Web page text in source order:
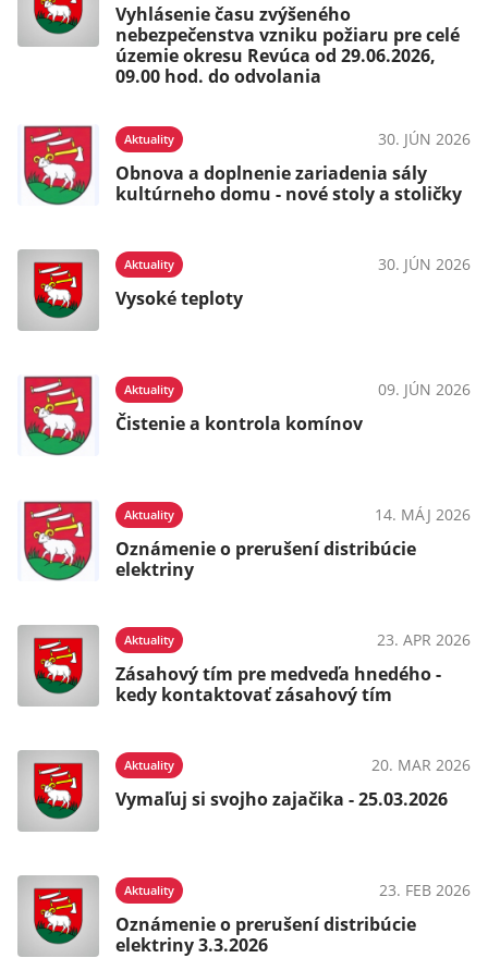
Vyhlásenie času zvýšeného
nebezpečenstva vzniku požiaru pre celé
územie okresu Revúca od 29.06.2026,
09.00 hod. do odvolania
Aktuality 30. JÚN 2026
Obnova a doplnenie zariadenia sály
kultúrneho domu - nové stoly a stoličky
Aktuality 30. JÚN 2026
Vysoké teploty
Aktuality 09. JÚN 2026
Čistenie a kontrola komínov
Aktuality 14. MÁJ 2026
Oznámenie o prerušení distribúcie
elektriny
Aktuality 23. APR 2026
Zásahový tím pre medveďa hnedého -
kedy kontaktovať zásahový tím
Aktuality 20. MAR 2026
Vymaľuj si svojho zajačika - 25.03.2026
Aktuality 23. FEB 2026
Oznámenie o prerušení distribúcie
elektriny 3.3.2026